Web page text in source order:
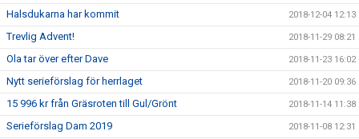
Halsdukarna har kommit 2018-12-04 12:13
Trevlig Advent! 2018-11-29 08:21
Ola tar över efter Dave 2018-11-23 16:02
Nytt serieförslag för herrlaget 2018-11-20 09:36
15 996 kr från Gräsroten till Gul/Grönt 2018-11-14 11:38
Serieförslag Dam 2019 2018-11-08 12:31